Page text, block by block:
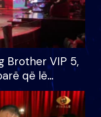
Brother VIP 5,
që lë
për